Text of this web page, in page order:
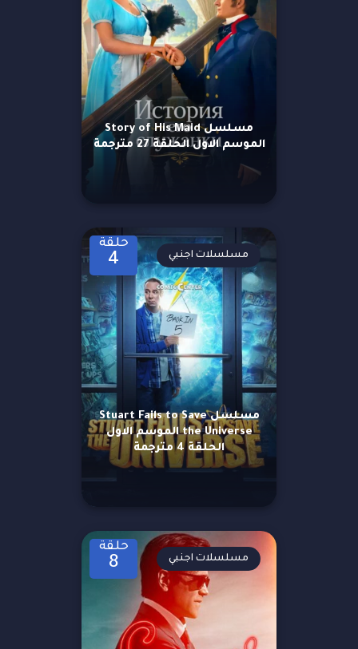
مسلسل Story of His Maid
الموسم الاول الحلقة 27 مترجمة
حلقة
4
مسلسل Stuart Fails to Save
the Universe الموسم الاول
الحلقة 4 مترجمة
مسلسلات اجنبي
حلقة
8 مسلسلات اجنبي